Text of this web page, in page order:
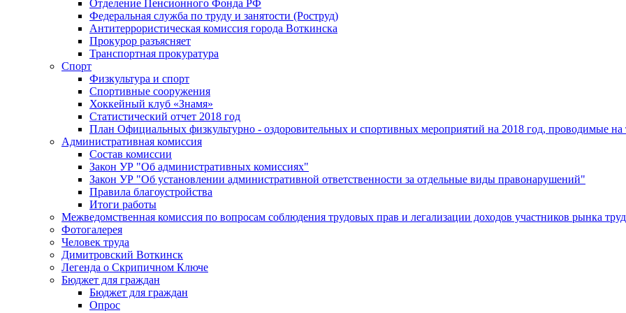
Отделение Пенсионного Фонда РФ
Федеральная служба по труду и занятости (Роструд)
Антитеррористическая комиссия города Воткинска
Прокурор разъясняет
Транспортная прокуратура
Спорт
Физкультура и спорт
Спортивные сооружения
Хоккейный клуб «Знамя»
Статистический отчет 2018 год
План Официальных физкультурно - оздоровительных и спортивных мероприятий на 2018 год, проводимые
Административная комиссия
Состав комиссии
Закон УР "Об административных комиссиях"
Закон УР "Об установлении административной ответственности за отдельные виды правонарушений"
Правила благоустройства
Итоги работы
Межведомственная комиссия по вопросам соблюдения трудовых прав и легализации доходов участников рынка
Фотогалерея
Человек труда
Димитровский Воткинск
Легенда о Скрипичном Ключе
Бюджет для граждан
Бюджет для граждан
Опрос